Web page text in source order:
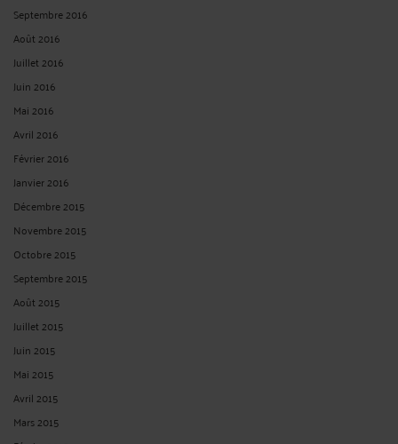
Septembre 2016
Août 2016
Juillet 2016
Juin 2016
Mai 2016
Avril 2016
Février 2016
Janvier 2016
Décembre 2015
Novembre 2015
Octobre 2015
Septembre 2015
Août 2015
Juillet 2015
Juin 2015
Mai 2015
Avril 2015
Mars 2015